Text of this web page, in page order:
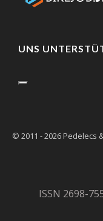
UNS
© 2011 - 2026 Pedelecs
ISSN 2698-